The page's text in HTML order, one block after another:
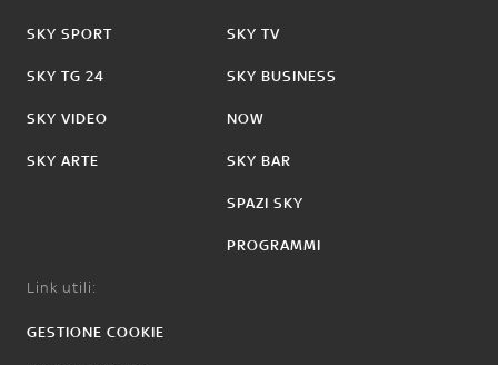
SKY SPORT
SKY TG 24
SKY VIDEO
SKY ARTE
SKY TV
SKY BUSINESS
NOW
SKY BAR
SPAZI SKY
PROGRAMMI
Link utili:
GESTIONE COOKIE